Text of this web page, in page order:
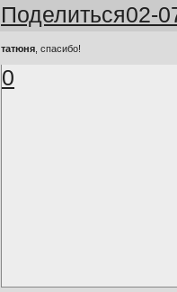
Поделиться02-
татюня , спасибо!
0